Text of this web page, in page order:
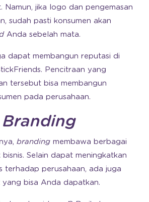
Namun, jika logo dan pengemasan
sudah pasti konsumen akan
Anda sebelah mata.
dapat membangun reputasi di
Pencitraan yang
tersebut bisa membangun
pada perusahaan.
Branding
branding membawa berbagai
Selain dapat meningkatkan
terhadap perusahaan, ada juga
bisa Anda dapatkan.